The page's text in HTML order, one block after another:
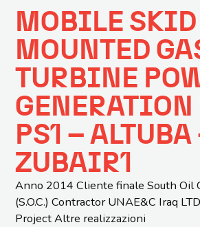
MOBILE SKID
MOUNTED
TURBINE
PS1 – ALTUBA
ZUBAIR1
Anno 2014 Cliente finale South Oil
(S.O.C.) Contractor UNAE&C Iraq
Project Altre realizzazioni